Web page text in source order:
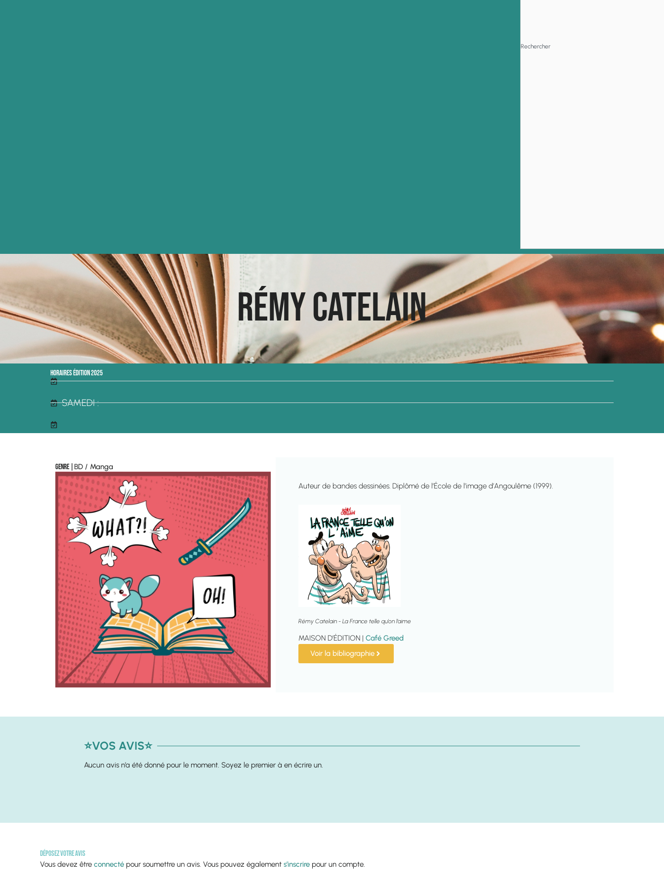
Rémy Catelain
Horaires édition 2025
SAMEDI :
Genre | BD / Manga
Auteur de bandes dessinées. Diplômé de l’École de l’image d’Angoulême (1999).
Rémy Catelain - La France telle qu'on l'aime
MAISON D’ÉDITION | Café Greed
Voir la bibliographie
⭐VOS AVIS⭐
Aucun avis n’a été donné pour le moment. Soyez le premier à en écrire un.
Déposez votre avis
Vous devez être connectépour soumettre un avis. Vous pouvez également s’inscrirepour un compte.